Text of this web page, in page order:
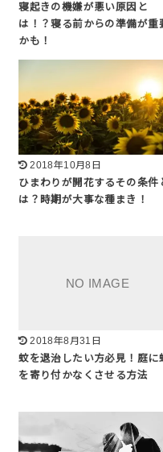
寝起きの機嫌が悪い原因と
は！？寝る前からの準備が重
かも！
2018年10月8日
ひまわりが開花するその条件
は？時期が大事な種まき！
2018年8月31日
蚊を退治したい方必見！庭に
を寄り付かなくさせる方法